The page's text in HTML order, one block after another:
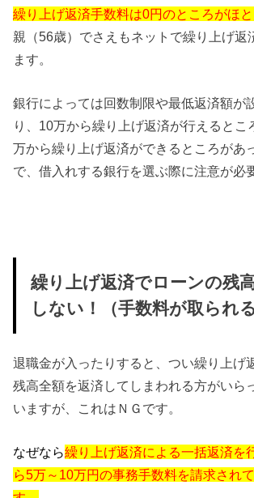
繰り上げ返済手数料は0円のところがほ
親（56歳）でさえもネットで繰り上げ返
ます。
銀行によっては回数制限や最低返済額が
り、10万から繰り上げ返済が行えるとこ
万から繰り上げ返済ができるところがあ
で、借入れする銀行を選ぶ際に注意が必
繰り上げ返済でローンの残
しない！（手数料が取られ
退職金が入ったりすると、つい繰り上げ
残高全額を返済してしまわれる方がいら
いますが、これはＮＧです。
なぜなら繰り上げ返済による一括返済を
ら5万～10万円の事務手数料を請求され